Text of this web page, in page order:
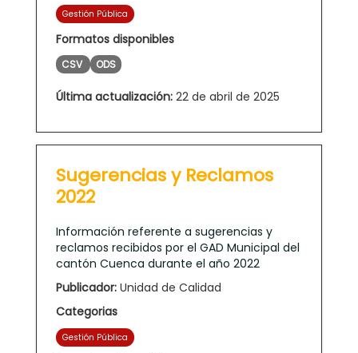
Gestión Pública
Formatos disponibles
CSV ODS
Última actualización: 22 de abril de 2025
Sugerencias y Reclamos
2022
Información referente a sugerencias y
reclamos recibidos por el GAD Municipal del
cantón Cuenca durante el año 2022
Publicador: Unidad de Calidad
Categorias
Gestión Pública